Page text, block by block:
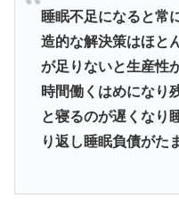
睡眠不足になると常
造的な解決策はほと
が足りないと生産性
時間働くはめになり
と寝るのが遅くな
り返し睡眠負債がた